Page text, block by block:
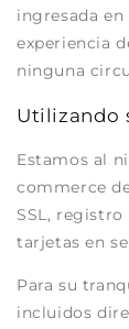
ingresada
experiencia
ninguna
Utilizando
Estamos al
commerce
SSL,
tarjetas en
Para su
incluidos